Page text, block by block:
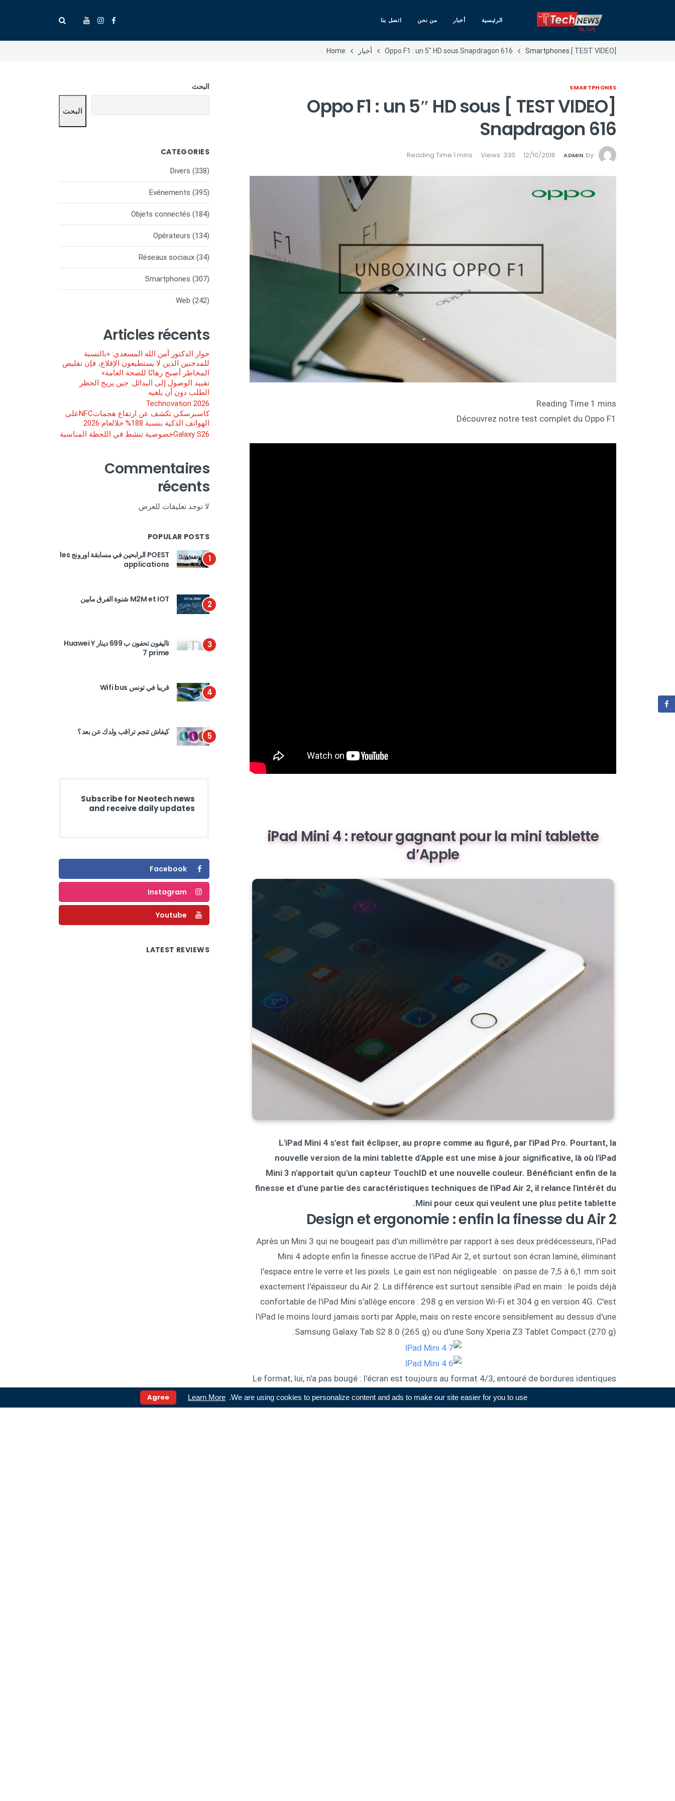
We are using cookies to personalize content and ads to make our site easier for you to use.
Learn More
Agree
الرئيسية أخبار من نحن اتصل بنا
Smartphones أخبار Home
SMARTPHONES
[TEST VIDEO ] Oppo F1 : un 5″ HD sous
Snapdragon 616
by
ADMIN
12/10/2016
Views: 330
Découvrez notre test complet du Oppo F1
iPad Mini 4 : retour gagnant pour la mini tablette
d’Apple
L'iPad Mini 4 s'est fait éclipser, au propre comme au figuré, par l'iPad Pro. Pourtant, la
nouvelle version de la mini tablette d'Apple est une mise à jour significative, là où l'iPad
Mini 3 n'apportait qu'un capteur TouchID et une nouvelle couleur. Bénéficiant enfin de la
finesse et d'une partie des caractéristiques techniques de l'iPad Air 2, il relance l'intérêt du
Mini pour ceux qui veulent une plus petite tablette.
Design et ergonomie : enfin la finesse du Air 2
Après un Mini 3 qui ne bougeait pas d'un millimètre par rapport à ses deux prédécesseurs, l'iPad
Mini 4 adopte enfin la finesse accrue de l'iPad Air 2, et surtout son écran laminé, éliminant
l'espace entre le verre et les pixels. Le gain est non négligeable : on passe de 7,5 à 6,1 mm soit
exactement l'épaisseur du Air 2. La différence est surtout sensible iPad en main : le poids déjà
confortable de l'iPad Mini s'allège encore : 298 g en version Wi-Fi et 304 g en version 4G. C'est
l'iPad le moins lourd jamais sorti par Apple, mais on reste encore sensiblement au dessus d'une
Samsung Galaxy Tab S2 8.0 (265 g) ou d'une Sony Xperia Z3 Tablet Compact (270 g).
Le format, lui, n'a pas bougé : l'écran est toujours au format 4/3, entouré de bordures identiques
à celles des précédents Mini, tout comme les couleurs disponibles. Pas de rose pour l'iPad qui
reste disponible en argent, or et gris sidéral.
البحث
البحث
CATEGORIES
Divers (338)
Evénements (395)
Objets connectés (184)
Opérateurs (134)
Réseaux sociaux (34)
Smartphones (307)
Web (242)
Articles récents
حوار الدكتور آمن الله المسعدي: «بالنسبة
للمدخنين الذين لا يستطيعون الإقلاع، فإن تقليص
المخاطر أصبح رهانًا للصحة العامة»
تقييد الوصول إلى البدائل: حين يزيح الحظر
الطلب دون أن يلغيه
Technovation 2026
كاسبرسكي تكشف عن ارتفاع هجماتNFCعلى
الهواتف الذكية بنسبة 188% خلالعام 2026
Galaxy S26خصوصية تنشط في اللحظة المناسبة
Commentaires
récents
لا توجد تعليقات للعرض.
POPULAR POSTS
1
POEST الرابحين في مسابقة اورونج les
applications
2 M2M et IOT شنوة الفرق مابين
3
تاليفون تحفون ب 699 دينار Huawei Y
7 prime
4 قريبا في تونس Wifi bus
5 كيفاش تنجم تراقب ولدك عن بعد ؟
Subscribe for Neotech news
and receive daily updates
Facebook
Instagram
Youtube
LATEST REVIEWS